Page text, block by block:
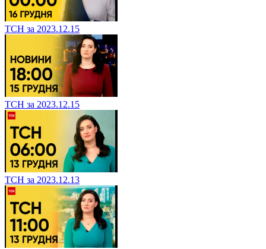
ТСН за 2023.12.15
ТСН за 2023.12.15
ТСН за 2023.12.13